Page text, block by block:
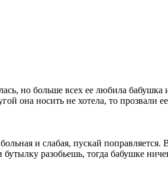
но больше всех ее любила
она носить не хотела, то прозвали
и слабая, пускай
разобьешь, тогда бабушке